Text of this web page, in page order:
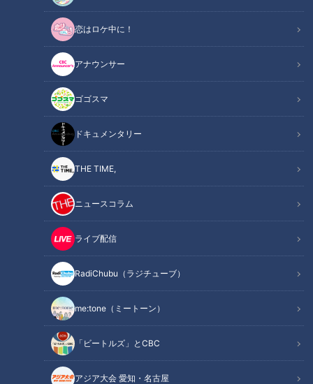
恋はロケ中に！
アナウンサー
ゴゴスマ
ドキュメンタリー
THE TIME,
ニュースコラム
ライブ配信
RadiChubu（ラジチューブ）
me:tone（ミートーン）
「ビートルズ」とCBC
アジア大会 愛知・名古屋
通勤ラッシュは深刻な問題だった。駅の混雑を解消する方法は
ないのか？日本生まれ「自動改札機」の誕生に向けてプロジェ
クトが動き出した。
1960年代に日本は、1964年（昭和39年）の東京五輪開催に向
けて、社会全体がうねりを上げて動いていた。大阪の町でも、
毎朝、駅の改札には長い行列ができて、人混みによるけが人も
出ていた。その混雑を解消するために、名乗りを挙げた企業が
あった。立石電機株式会社、現在のオムロン株式会社である。
テーマは「改札の自動化」だった。
オムロンは、1933年（昭和8年）に「 立石電機製作所 」とし
て大阪で創業した。創業者は立石一真さん、熊本県出身で、高
校の電気科を出た後に電機業界に進んだ。「レントゲン撮影用
のタイマー」「マイクロスイッチ」など立て続けに開発を進め
てきた企業が、「自動改札機」の開発に乗り出すことになっ
た。実は、そもそもの開発の第1歩は、鉄道会社と大阪大学の
間で進んでいた。そこに装置開発メーカーとして参画したのが
立石電機だった。創業者の立石さんが築いた社風は「まずやっ
てみる」。世界初の挑戦が始まった。